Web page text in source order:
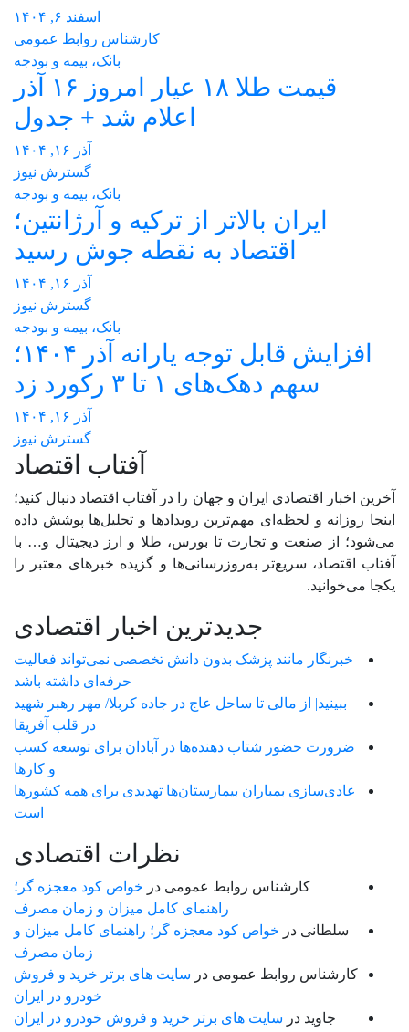
اسفند ۶, ۱۴۰۴
کارشناس روابط عمومی
بانک، بیمه و بودجه
قیمت طلا ۱۸ عیار امروز ۱۶ آذر
اعلام شد + جدول
آذر ۱۶, ۱۴۰۴
گسترش نیوز
بانک، بیمه و بودجه
ایران بالاتر از ترکیه و آرژانتین؛
اقتصاد به نقطه جوش رسید
آذر ۱۶, ۱۴۰۴
گسترش نیوز
بانک، بیمه و بودجه
افزایش قابل توجه یارانه آذر ۱۴۰۴؛
سهم دهک‌های ۱ تا ۳ رکورد زد
آذر ۱۶, ۱۴۰۴
گسترش نیوز
آفتاب اقتصاد
آخرین اخبار اقتصادی ایران و جهان را در آفتاب اقتصاد دنبال کنید؛
اینجا روزانه و لحظه‌ای مهم‌ترین رویدادها و تحلیل‌ها پوشش داده
می‌شود؛ از صنعت و تجارت تا بورس، طلا و ارز دیجیتال و… با
آفتاب اقتصاد، سریع‌تر به‌روزرسانی‌ها و گزیده خبرهای معتبر را
یکجا می‌خوانید.
جدیدترین اخبار اقتصادی
خبرنگار مانند پزشک بدون دانش تخصصی نمی‌تواند فعالیت
حرفه‌ای داشته باشد
ببینید| از مالی تا ساحل عاج در جاده کربلا/ مهر رهبر شهید
در قلب آفریقا
ضرورت حضور شتاب ‌دهنده‌ها در آبادان برای توسعه کسب‌
و کارها
عادی‌سازی بمباران بیمارستان‌ها تهدیدی برای همه کشورها
است
نظرات اقتصادی
کارشناس روابط عمومی در خواص کود معجزه گر؛
راهنمای کامل میزان و زمان مصرف
سلطانی در خواص کود معجزه گر؛ راهنمای کامل میزان و
زمان مصرف
کارشناس روابط عمومی در سایت های برتر خرید و فروش
خودرو در ایران
جاوید در سایت های برتر خرید و فروش خودرو در ایران